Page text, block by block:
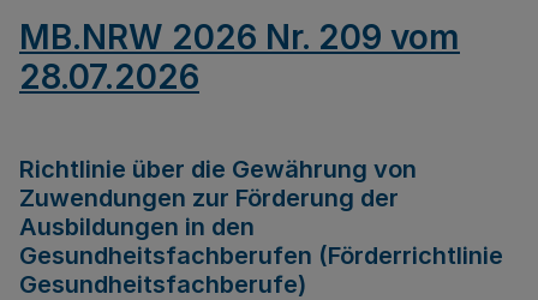
MB.NRW 2026 Nr. 209 vom
28.07.2026
Richtlinie über die Gewährung von
Zuwendungen zur Förderung der
Ausbildungen in den
Gesundheitsfachberufen (Förderrichtlinie
Gesundheitsfachberufe)